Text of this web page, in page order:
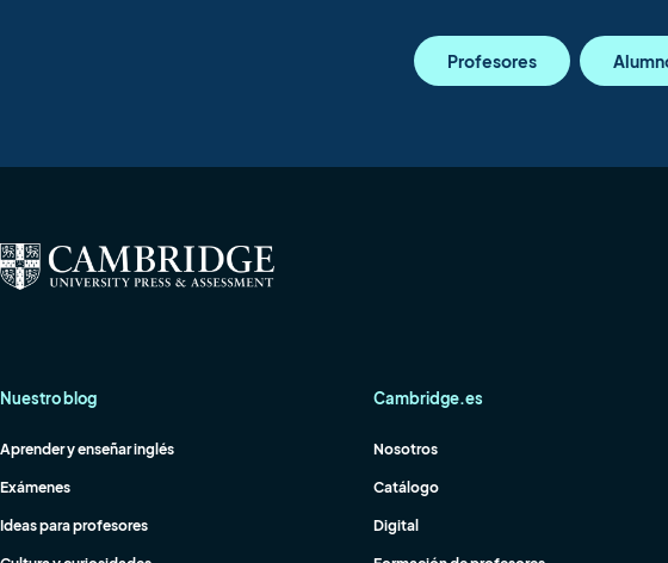
Profesores
Nuestro blog
Aprender y enseñar inglés
Exámenes
Ideas para profesores
Cambridge.es
Nosotros
Catálogo
Digital